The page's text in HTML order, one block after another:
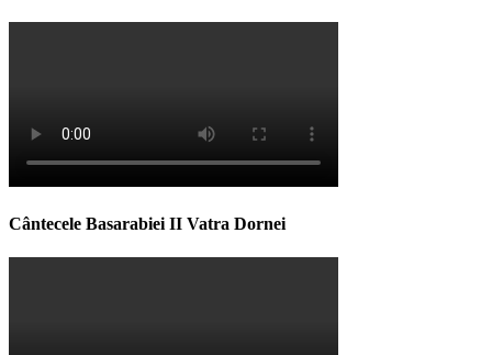
Cântecele Basarabiei II Vatra Dornei